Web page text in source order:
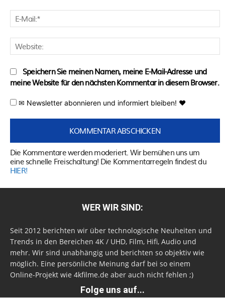
Speichern Sie meinen Namen, meine E-Mail-Adresse und
meine Website für den nächsten Kommentar in diesem Browser.
✉ Newsletter abonnieren und informiert bleiben! ♥
Die Kommentare werden moderiert. Wir bemühen uns um
eine schnelle Freischaltung! Die Kommentarregeln findest du
HIER!
WER WIR SIND:
Seit 2012 berichten wir über technologische Neuheiten und
Trends in den Bereichen 4K / UHD, Film, Hifi, Audio und
mehr. Wir sind unabhängig und berichten so objektiv wie
möglich. Eine persönliche Meinung darf bei so einem
Online-Projekt wie 4kfilme.de aber auch nicht fehlen ;)
Folge uns auf...